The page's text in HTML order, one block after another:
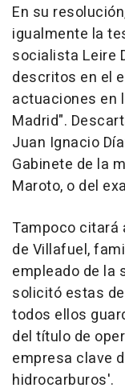
En su
igualmente la
socialista Leire
descritos en el
actuaciones en
Madrid".
Juan Ignacio
Gabinete de la
Maroto, o del
Tampoco citará
de Villafuel,
empleado de la
solicitó estas
todos ellos
del título de
empresa clave
hidrocarburos'.